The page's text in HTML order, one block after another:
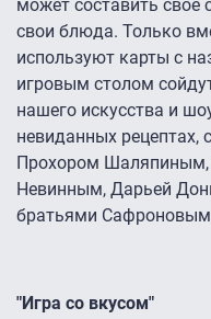
может составить свое
свои блюда. Только
используют карты с
игровым столом
нашего искусства и
невиданных рецептах,
Прохором Шаляпиным,
Невинным, Дарьей
братьями
"Игра со вкусом"